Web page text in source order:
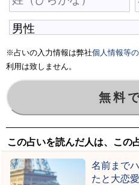
※占いの入力情報は弊社個人情報等
利用は致しません。
この占いを読んだ人は、この
名前まで
たと大恋